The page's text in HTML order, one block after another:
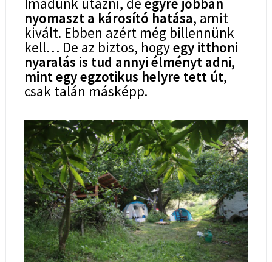
nyomaszt a károsító hatása, amit
kivált. Ebben azért még billennünk
kell… De az biztos, hogyegy itthoni
nyaralás is tud annyi élményt adni,
mint egy egzotikus helyre tett út,
csak talán másképp.